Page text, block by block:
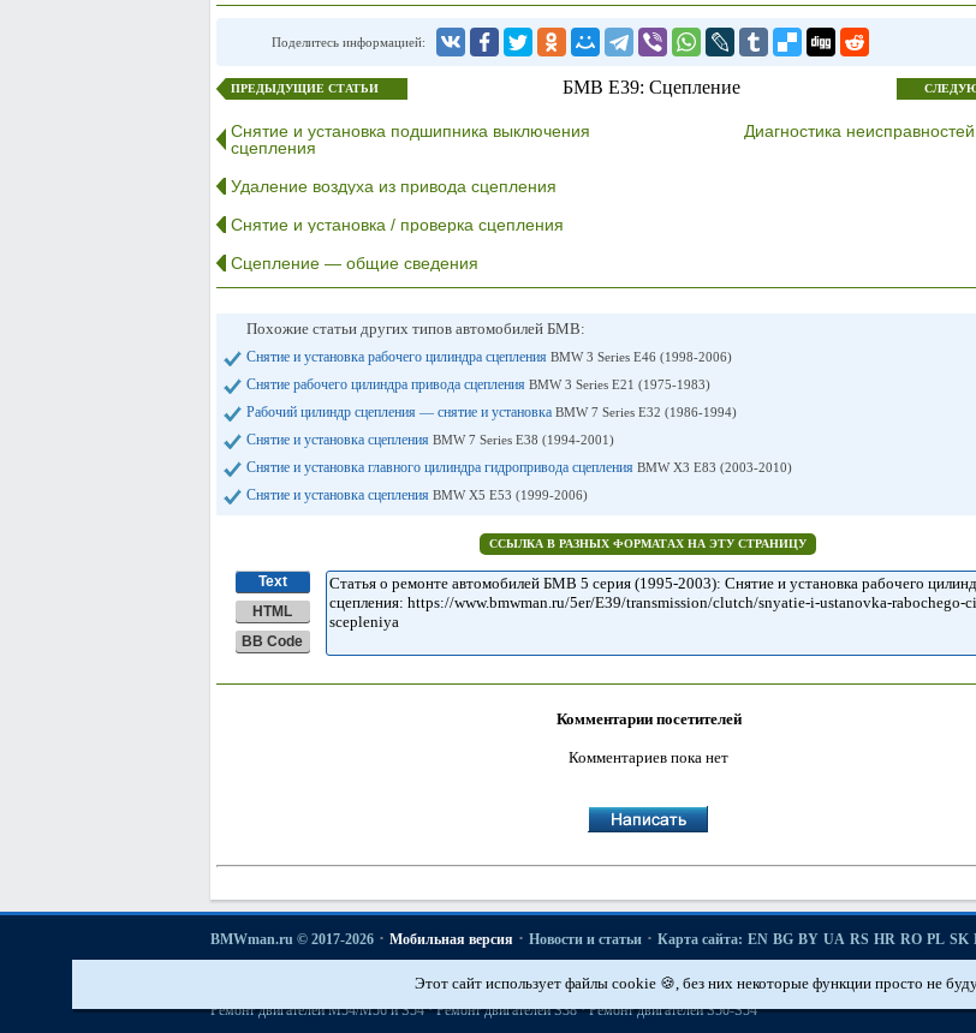
Поделитесь информацией:
ПРЕДЫДУЩИЕ СТАТЬИ БМВ E39: Сцепление
Снятие и установка подшипника выключения
сцепления
Удаление воздуха из привода сцепления
Снятие и установка / проверка сцепления
Сцепление — общие сведения
Диагностика
Похожие статьи других типов автомобилей БМВ:
Снятие и установка рабочего цилиндра сцепления BMW 3 Series E46 (1998-2006)
Снятие рабочего цилиндра привода сцепления BMW 3 Series E21 (1975-1983)
Рабочий цилиндр сцепления — снятие и установка BMW 7 Series E32 (1986-1994)
Снятие и установка сцепления BMW 7 Series E38 (1994-2001)
Снятие и установка главного цилиндра гидропривода сцепления BMW X3 E83 (2003-2010)
Снятие и установка сцепления BMW X5 E53 (1999-2006)
ССЫЛКА В РАЗНЫХ ФОРМАТАХ НА ЭТУ СТРАНИЦУ
Text
HTML
BB Code
Комментарии посетителей
Комментариев пока нет
BMWman.ru © 2017-2026· Мобильная версия · Новости и статьи· Карта сайта: EN BG BY UA RS HR RO PL SK
Основы ремонта автомобилей·Техобслуживание двигателей «M»·Ремонт двигателей М50 ·
Ремонт двигателей М54/М56 и S54·Ремонт двигателей S38·Ремонт двигателей S50-S54
Этот сайт использует файлы cookie 🍪, без них некоторые функции просто не